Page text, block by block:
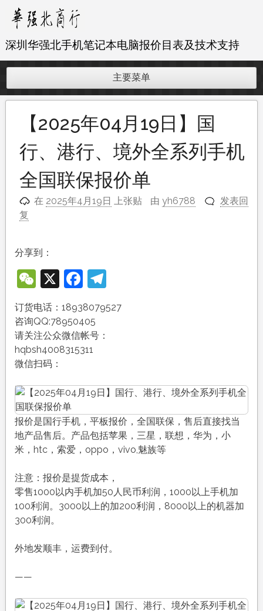
内深圳华强北手机笔记本电脑报价目表及技术支持
主要菜单
【2025年04月19日】国
行、港行、境外全系列手机
全国联保报价单
在 2025年4月19日 上张贴 由yh6788
发表回
复
分享到：
WeChat
X Facebook
Telegram
订货电话：18938079527
咨询QQ:78950405
请关注公众微信帐号：
hqbsh4008315311
微信扫码：
报价是国行手机，平板报价，全国联保，售后直接找当
地产品售后。产品包括苹果，三星，联想，华为，小
米，htc，索爱，oppo，vivo,魅族等
注意：报价是提货成本，
零售1000以内手机加50人民币利润，1000以上手机加
100利润。3000以上的加200利润，8000以上的机器加
300利润。
外地发顺丰，运费到付。
——